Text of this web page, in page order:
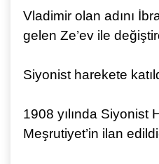
Vladimir olan adını
gelen Ze’ev ile
Siyonist harekete
1908 yılında Siyonist
Meşrutiyet’in ilan